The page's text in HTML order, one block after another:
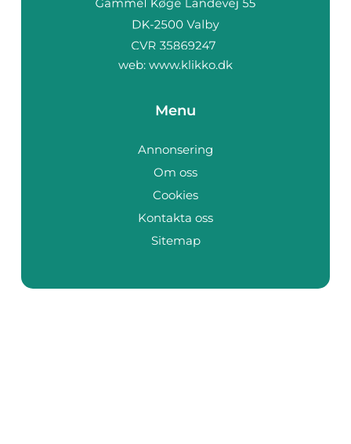
web: www.klikko.dk
Menu
Annonsering
Om oss
Cookies
Kontakta oss
Sitemap